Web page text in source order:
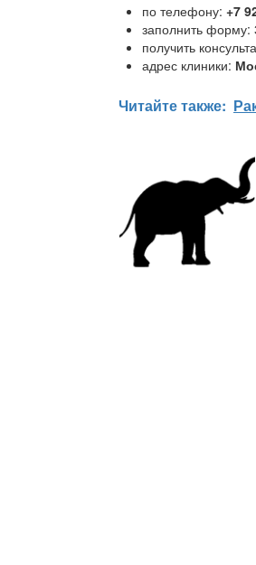
по телефону: +7
заполнить форму:
получить
адрес клиники:
Читайте также:
записям